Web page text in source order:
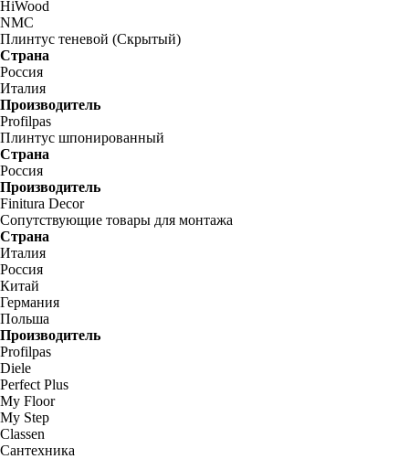
HiWood
NMC
Плинтус теневой (Скрытый)
Страна
Россия
Италия
Производитель
Profilpas
Плинтус шпонированный
Страна
Россия
Производитель
Finitura Decor
Сопутствующие товары для монтажа
Страна
Италия
Россия
Китай
Германия
Польша
Производитель
Profilpas
Diele
Perfect Plus
My Floor
My Step
Classen
Сантехника